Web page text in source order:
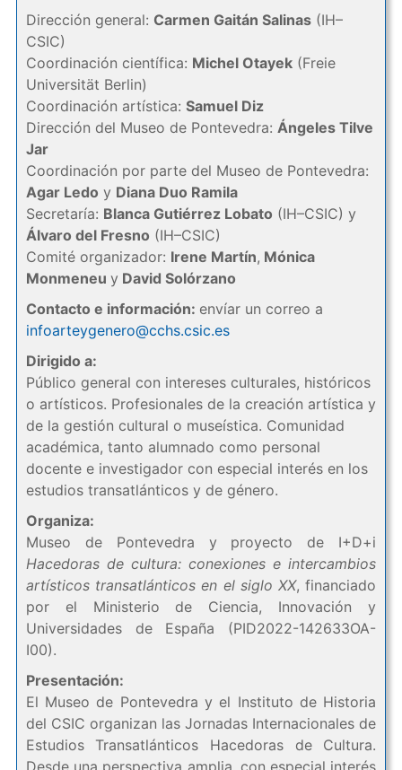
Dirección general: Carmen Gaitán Salinas(IH–
CSIC)
Coordinación científica: Michel Otayek(Freie
Universität Berlin)
Coordinación artística: Samuel Diz
Dirección del Museo de Pontevedra: Ángeles Tilve
Jar
Coordinación por parte del Museo de Pontevedra:
Agar Ledo y Diana Duo Ramila
Secretaría: Blanca Gutiérrez Lobato (IH–CSIC) y
Álvaro del Fresno (IH–CSIC)
Comité organizador: Irene Martín, Mónica
Monmeneu y David Solórzano
Contacto e información: envíar un correo a
infoarteygenero@cchs.csic.es
Dirigido a:
Público general con intereses culturales, históricos
o artísticos. Profesionales de la creación artística y
de la gestión cultural o museística. Comunidad
académica, tanto alumnado como personal
docente e investigador con especial interés en los
estudios transatlánticos y de género.
Organiza:
Museo de Pontevedra y proyecto de I+D+i
Hacedoras de cultura: conexiones e intercambios
artísticos transatlánticos en el siglo XX, financiado
por el Ministerio de Ciencia, Innovación y
Universidades de España (PID2022-142633OA-
I00).
Presentación:
El Museo de Pontevedra y el Instituto de Historia
del CSIC organizan las Jornadas Internacionales de
Estudios Transatlánticos Hacedoras de Cultura.
Desde una perspectiva amplia, con especial interés